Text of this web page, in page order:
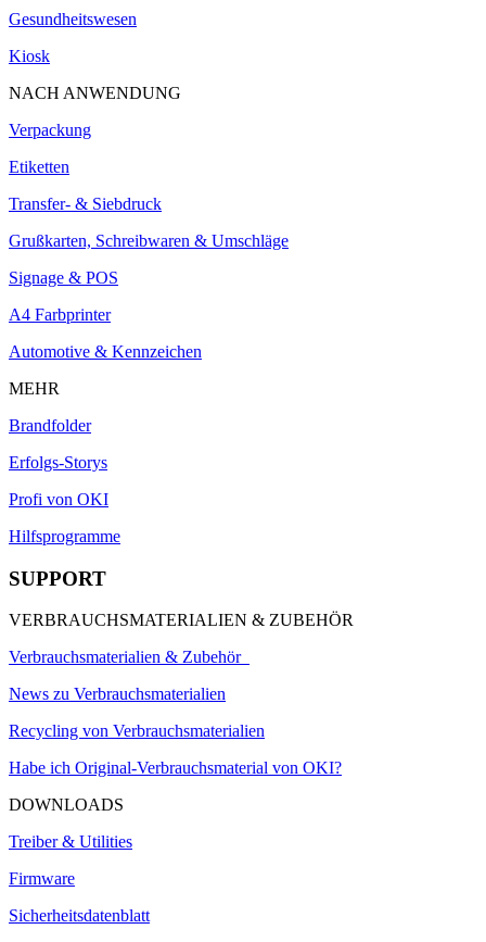
Gesundheitswesen
Kiosk
NACH ANWENDUNG
Verpackung
Etiketten
Transfer- & Siebdruck
Grußkarten, Schreibwaren & Umschläge
Signage & POS
A4 Farbprinter
Automotive & Kennzeichen
MEHR
Brandfolder
Erfolgs-Storys
Profi von OKI
Hilfsprogramme
SUPPORT
VERBRAUCHSMATERIALIEN & ZUBEHÖR
Verbrauchsmaterialien & Zubehör
News zu Verbrauchsmaterialien
Recycling von Verbrauchsmaterialien
Habe ich Original-Verbrauchsmaterial von OKI?
DOWNLOADS
Treiber & Utilities
Firmware
Sicherheitsdatenblatt